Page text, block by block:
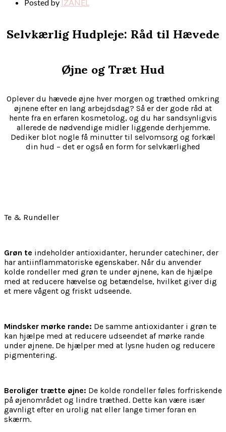
Posted by IZANEL
Selvkærlig Hudpleje: Råd til Hævede
Øjne og Træt Hud
Oplever du hævede øjne hver morgen og træthed omkring
øjnene efter en lang arbejdsdag? Så er der gode råd at
hente fra en erfaren kosmetolog, og du har sandsynligvis
allerede de nødvendige midler liggende derhjemme.
Dediker blot nogle få minutter til selvomsorg og forkæl
din hud – det er også en form for selvkærlighed
Te & Rundeller
Grøn te indeholder antioxidanter, herunder catechiner, der
har antiinflammatoriske egenskaber. Når du anvender
kolde rondeller med grøn te under øjnene, kan de hjælpe
med at reducere hævelse og betændelse, hvilket giver dig
et mere vågent og friskt udseende.
Mindsker mørke rande: De samme antioxidanter i grøn te
kan hjælpe med at reducere udseendet af mørke rande
under øjnene. De hjælper med at lysne huden og reducere
pigmentering.
Beroliger trætte øjne: De kolde rondeller føles forfriskende
på øjenområdet og lindre træthed. Dette kan være især
gavnligt efter en urolig nat eller lange timer foran en
skærm.